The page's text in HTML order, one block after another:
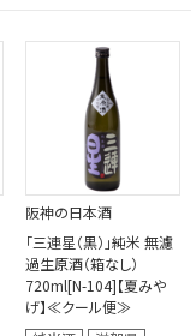
阪神の日本酒
「三連星（黒）」純米 無濾
過生原酒（箱なし）
720ml[N-104]【夏みや
げ】≪クール便≫